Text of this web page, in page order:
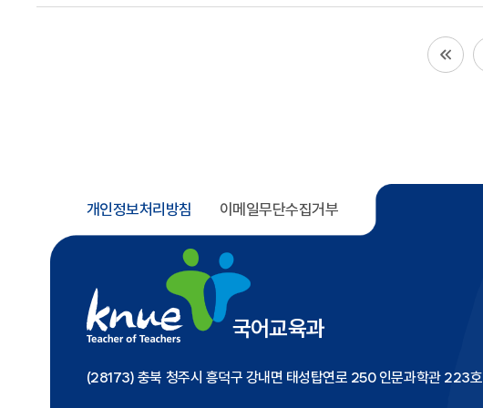
개인정보처리방침 이메일무단수집거부
국어교육과
(28173) 충북 청주시 흥덕구 강내면 태성탑연로 250 인문과학관 223호